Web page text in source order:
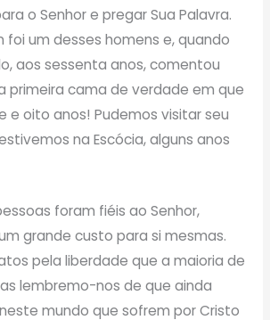
o Senhor e pregar Sua Palavra.
foi um desses homens e, quando
aos sessenta anos, comentou
primeira cama de verdade em que
e oito anos! Pudemos visitar seu
na Escócia, alguns anos
foram fiéis ao Senhor,
grande custo para si mesmas.
pela liberdade que a maioria de
lembremo-nos de que ainda
mundo que sofrem por Cristo